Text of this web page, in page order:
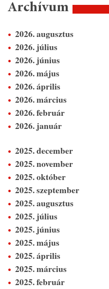
Archívum
2026. augusztus
2026. július
2026. június
2026. május
2026. április
2026. március
2026. február
2026. január
2025. december
2025. november
2025. október
2025. szeptember
2025. augusztus
2025. július
2025. június
2025. május
2025. április
2025. március
2025. február